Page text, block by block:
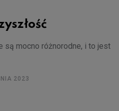
są mocno różnorodne, i to jest
2023